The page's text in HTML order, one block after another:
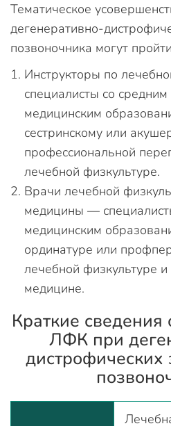
Тематическое
дегенеративно-
позвоночника могут
Инструкторы по
специалисты со
медицинским
сестринскому или
профессиональной
лечебной физкультуре.
Врачи лечебной
медицины —
медицинским
ординатуре или
лечебной физкультуре и
медицине.
Краткие
ЛФК при
дистрофических